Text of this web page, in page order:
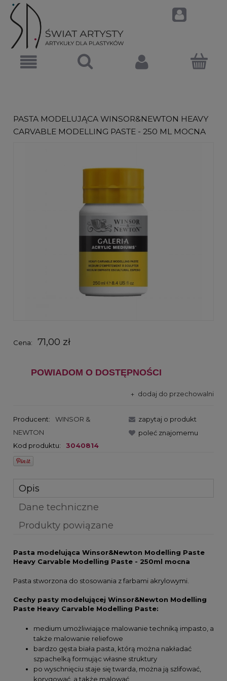
PASTA MODELUJĄCA WINSOR&NEWTON HEAVY
CARVABLE MODELLING PASTE - 250 ML MOCNA
Cena: 71,00 zł
POWIADOM O DOSTĘPNOŚCI
dodaj do przechowalni
Producent:
WINSOR &
NEWTON
Kod produktu:
3040814
zapytaj o produkt
poleć znajomemu
Opis
Dane techniczne
Produkty powiązane
Pasta modelująca Winsor&Newton Modelling Paste
Heavy Carvable Modelling Paste - 250ml mocna
Pasta stworzona do stosowania z farbami akrylowymi.
Cechy pasty modelującej Winsor&Newton Modelling
Paste Heavy Carvable Modelling Paste:
medium umożliwiające malowanie techniką impasto, a
także malowanie reliefowe
bardzo gęsta biała pasta, którą można nakładać
szpachelką formując własne struktury
po wyschnięciu staje się twarda, można ją szlifować,
korygować, a także malować